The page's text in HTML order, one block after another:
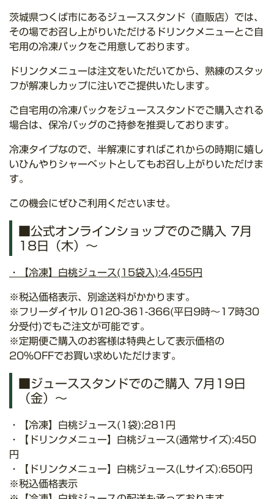
茨城県つくば市にあるジューススタンド（直販店）では、
その場でお召し上がりいただけるドリンクメニューとご自
宅用の冷凍パックをご用意しております。
ドリンクメニューは注文をいただいてから、熟練のスタッ
フが解凍しカップに注いでご提供いたします。
ご自宅用の冷凍パックをジューススタンドでご購入される
場合は、保冷バッグのご持参を推奨しております。
冷凍タイプなので、半解凍にすればこれからの時期に嬉し
いひんやりシャーベットとしてもお召し上がりいただけま
す。
この機会にぜひご利用くださいませ。
■公式オンラインショップでのご購入 7月
18日（木）～
・【冷凍】白桃ジュース(15袋入):4,455円
※税込価格表示、別途送料がかかります。
※フリーダイヤル 0120-361-366(平日9時〜17時30
分受付)でもご注文が可能です。
※定期便ご購入のお客様は特典として表示価格の
20%OFFでお買い求めいただけます。
■ジューススタンドでのご購入 7月19日
（金）～
・【冷凍】白桃ジュース(1袋):281円
・【ドリンクメニュー】白桃ジュース(通常サイズ):450
円
・【ドリンクメニュー】白桃ジュース(Lサイズ):650円
※税込価格表示